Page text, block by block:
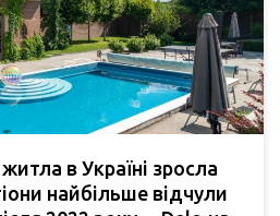
в Україні зросла
найбільше відчули